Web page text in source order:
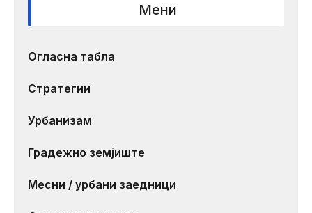
Мени
Огласна табла
Стратегии
Урбанизам
Градежно земјиште
Месни / урбани заедници